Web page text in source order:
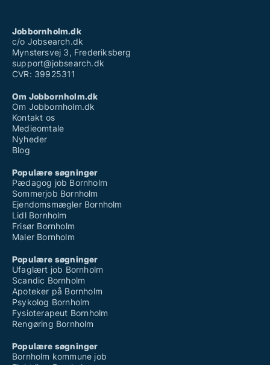
Jobbornholm.dk
c/o Jobsearch.dk
Mynstersvej 3, Frederiksberg
support@jobsearch.dk
CVR: 39925311
Om Jobbornholm.dk
Om Jobbornholm.dk
Kontakt os
Medieomtale
Nyheder
Blog
Populære søgninger
Pædagog job Bornholm
Sommerjob Bornholm
Ejendomsmægler Bornholm
Lidl Bornholm
Frisør Bornholm
Maler Bornholm
Populære søgninger
Ufaglært job Bornholm
Scandic Bornholm
Apoteker på Bornholm
Psykolog Bornholm
Fysioterapeut Bornholm
Rengøring Bornholm
Populære søgninger
Bornholm kommune job